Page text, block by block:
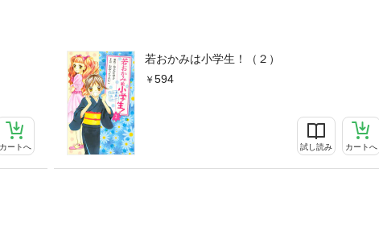
カートへ
若おかみは小学生！（２）
594
試し読み カートへ